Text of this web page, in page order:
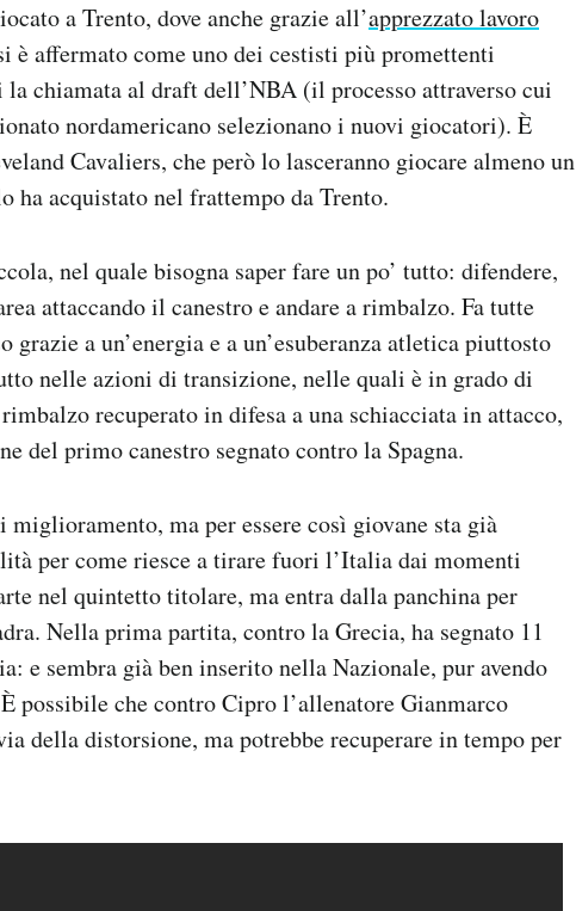
a Trento, dove anche grazie all’apprezzato lavoro
è affermato come uno dei cestisti più promettenti
la chiamata al draft dell’NBA (il processo attraverso cui
nordamericano selezionano i nuovi giocatori). È
Cavaliers, che però lo lasceranno giocare almeno un
ha acquistato nel frattempo da Trento.
nel quale bisogna saper fare un po’ tutto: difendere,
attaccando il canestro e andare a rimbalzo. Fa tutte
grazie a un’energia e a un’esuberanza atletica piuttosto
nelle azioni di transizione, nelle quali è in grado di
recuperato in difesa a una schiacciata in attacco,
del primo canestro segnato contro la Spagna.
ma per essere così giovane sta già
per come riesce a tirare fuori l’Italia dai momenti
nel quintetto titolare, ma entra dalla panchina per
Nella prima partita, contro la Grecia, ha segnato 11
e sembra già ben inserito nella Nazionale, pur avendo
possibile che contro Cipro l’allenatore Gianmarco
della distorsione, ma potrebbe recuperare in tempo per